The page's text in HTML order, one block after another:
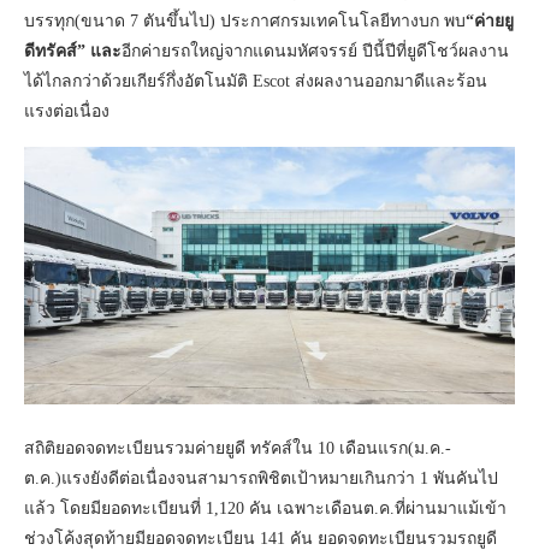
บรรทุก(ขนาด 7 ตันขึ้นไป) ประกาศกรมเทคโนโลยีทางบก พบ“ค่ายยู
ดีทรัคส์” และอีกค่ายรถใหญ่จากแดนมหัศจรรย์ ปีนี้ปีที่ยูดีโชว์ผลงาน
ได้ไกลกว่าด้วยเกียร์กึ่งอัตโนมัติ Escot ส่งผลงานออกมาดีและร้อน
แรงต่อเนื่อง
สถิติยอดจดทะเบียนรวมค่ายยูดี ทรัคส์ใน 10 เดือนแรก(ม.ค.-
ต.ค.)แรงยังดีต่อเนื่องจนสามารถพิชิตเป้าหมายเกินกว่า 1 พันคันไป
แล้ว โดยมียอดทะเบียนที่ 1,120 คัน เฉพาะเดือนต.ค.ที่ผ่านมาแม้เข้า
ช่วงโค้งสุดท้ายมียอดจดทะเบียน 141 คัน ยอดจดทะเบียนรวมรถยูดี